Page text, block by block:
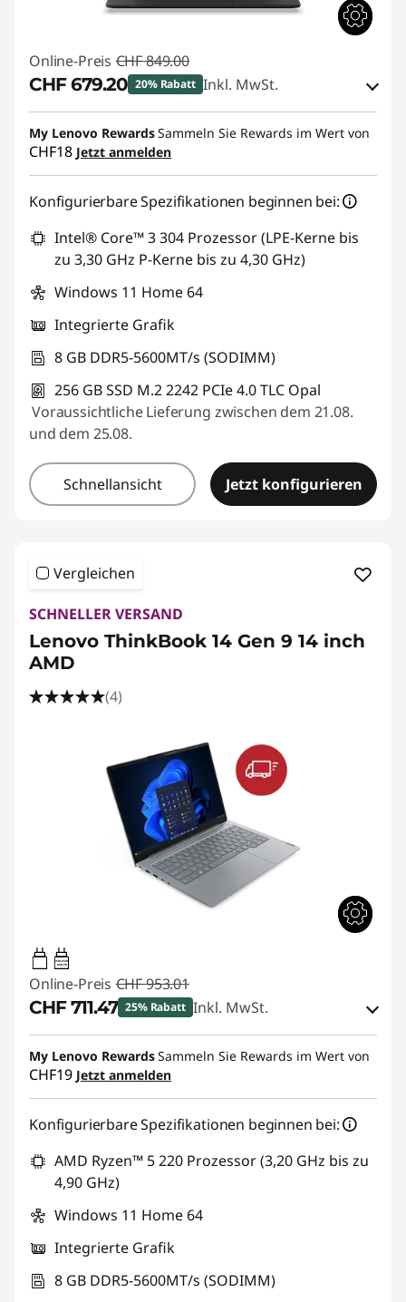
Online-Preis CHF 849.00
CHF 679.20 20% Rabatt Inkl. MwSt.
eCoupon-Rabatt :-CHF 169.80
eCoupon :THINKDEAL
My Lenovo RewardsSammeln Sie Rewards im Wert von
CHF18 Jetzt anmelden
Konfigurierbare Spezifikationen beginnen bei:
Intel® Core™ 3 304 Prozessor (LPE-Kerne bis
zu 3,30 GHz P-Kerne bis zu 4,30 GHz)
Windows 11 Home 64
Integrierte Grafik
8 GB DDR5-5600MT/s (SODIMM)
256 GB SSD M.2 2242 PCIe 4.0 TLC Opal
Voraussichtliche Lieferung zwischen dem 21.08.
und dem 25.08.
Schnellansicht Jetzt konfigurieren
Vergleichen
SCHNELLER VERSAND
Lenovo ThinkBook 14 Gen 9 14 inch
AMD
(4)
65W-65W
USB PD
Online-Preis CHF 953.01
CHF 711.47 25% Rabatt Inkl. MwSt.
eCoupon-Rabatt :-CHF 241.54
eCoupon :THINKDEAL
My Lenovo RewardsSammeln Sie Rewards im Wert von
CHF19 Jetzt anmelden
Konfigurierbare Spezifikationen beginnen bei:
AMD Ryzen™ 5 220 Prozessor (3,20 GHz bis zu
4,90 GHz)
Windows 11 Home 64
Integrierte Grafik
8 GB DDR5-5600MT/s (SODIMM)